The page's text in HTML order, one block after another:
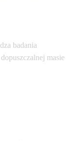
badania
masie